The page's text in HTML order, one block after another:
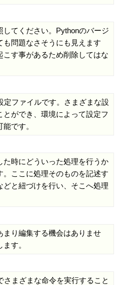
してください。Pythonのバージ
も問題なさそうにも見えます
こす事があるため削除してはな
定ファイルです。さまざまな設
とができ、環境によって設定フ
です。
た時にどういった処理を行うか
。ここに処理そのものを記述す
どと紐づけを行い、そこへ処理
まり編集する機会はありませ
す。
さまざまな命令を実行すること